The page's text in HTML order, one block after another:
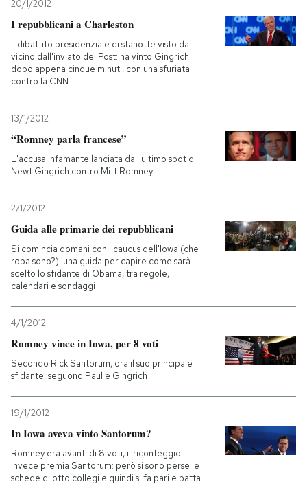
20/1/2012
I repubblicani a Charleston
Il dibattito presidenziale di stanotte visto da
vicino dall'inviato del Post: ha vinto Gingrich
dopo appena cinque minuti, con una sfuriata
contro la CNN
13/1/2012
“Romney parla francese”
L'accusa infamante lanciata dall'ultimo spot di
Newt Gingrich contro Mitt Romney
2/1/2012
Guida alle primarie dei repubblicani
Si comincia domani con i caucus dell'Iowa (che
roba sono?): una guida per capire come sarà
scelto lo sfidante di Obama, tra regole,
calendari e sondaggi
4/1/2012
Romney vince in Iowa, per 8 voti
Secondo Rick Santorum, ora il suo principale
sfidante, seguono Paul e Gingrich
19/1/2012
In Iowa aveva vinto Santorum?
Romney era avanti di 8 voti, il riconteggio
invece premia Santorum: però si sono perse le
schede di otto collegi e quindi si fa pari e patta